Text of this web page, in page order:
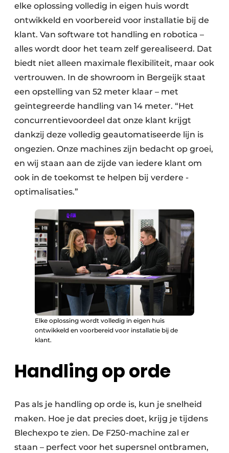
elke oplossing volledig in eigen huis wordt
ontwikkeld en voorbereid voor installatie bij de
klant. Van software tot handling en robotica –
alles wordt door het team zelf gerealiseerd. Dat
biedt niet alleen maximale flexibiliteit, maar ook
vertrouwen. In de showroom in Bergeijk staat
een opstelling van 52 meter klaar – met
geïntegreerde handling van 14 meter. “Het
concurrentievoordeel dat onze klant krijgt
dankzij deze volledig geautomatiseerde lijn is
ongezien. Onze machines zijn bedacht op groei,
en wij staan aan de zijde van iedere klant om
ook in de toekomst te helpen bij verdere ­
optimalisaties.”
Elke oplossing wordt volledig in eigen huis
ontwikkeld en voorbereid voor installatie bij de
klant.
Handling op orde
Pas als je handling op orde is, kun je snelheid
maken. Hoe je dat precies doet, krijg je tijdens
Blechexpo te zien. De F250-machine zal er
staan – perfect voor het supersnel ontbramen,